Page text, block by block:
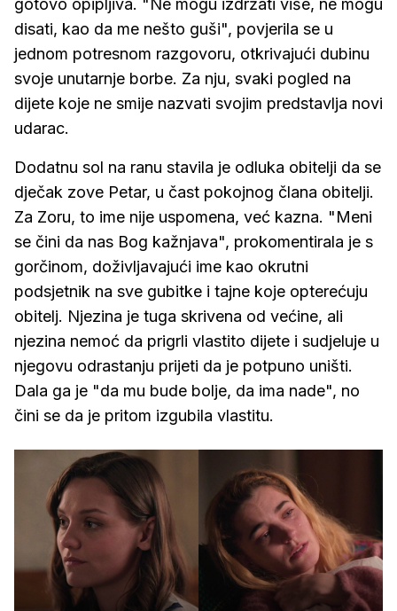
gotovo opipljiva. "Ne mogu izdržati više, ne mogu
disati, kao da me nešto guši", povjerila se u
jednom potresnom razgovoru, otkrivajući dubinu
svoje unutarnje borbe. Za nju, svaki pogled na
dijete koje ne smije nazvati svojim predstavlja novi
udarac.
Dodatnu sol na ranu stavila je odluka obitelji da se
dječak zove Petar, u čast pokojnog člana obitelji.
Za Zoru, to ime nije uspomena, već kazna. "Meni
se čini da nas Bog kažnjava", prokomentirala je s
gorčinom, doživljavajući ime kao okrutni
podsjetnik na sve gubitke i tajne koje opterećuju
obitelj. Njezina je tuga skrivena od većine, ali
njezina nemoć da prigrli vlastito dijete i sudjeluje u
njegovu odrastanju prijeti da je potpuno uništi.
Dala ga je "da mu bude bolje, da ima nade", no
čini se da je pritom izgubila vlastitu.